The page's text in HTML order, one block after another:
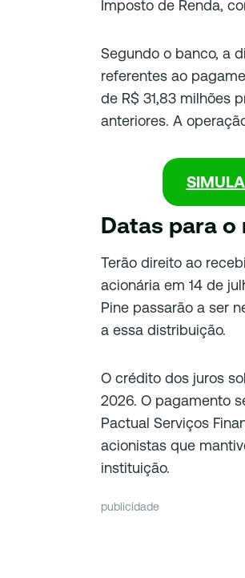
Imposto de Renda,
Segundo o banco, a
referentes ao
de R$ 31,83 milhões
anteriores. A
Datas para
Terão direito ao
acionária em 14 de
Pine passarão a ser
a essa distribuição.
O crédito dos juros
2026. O pagamento
Pactual Serviços
acionistas que
instituição.
publicidade